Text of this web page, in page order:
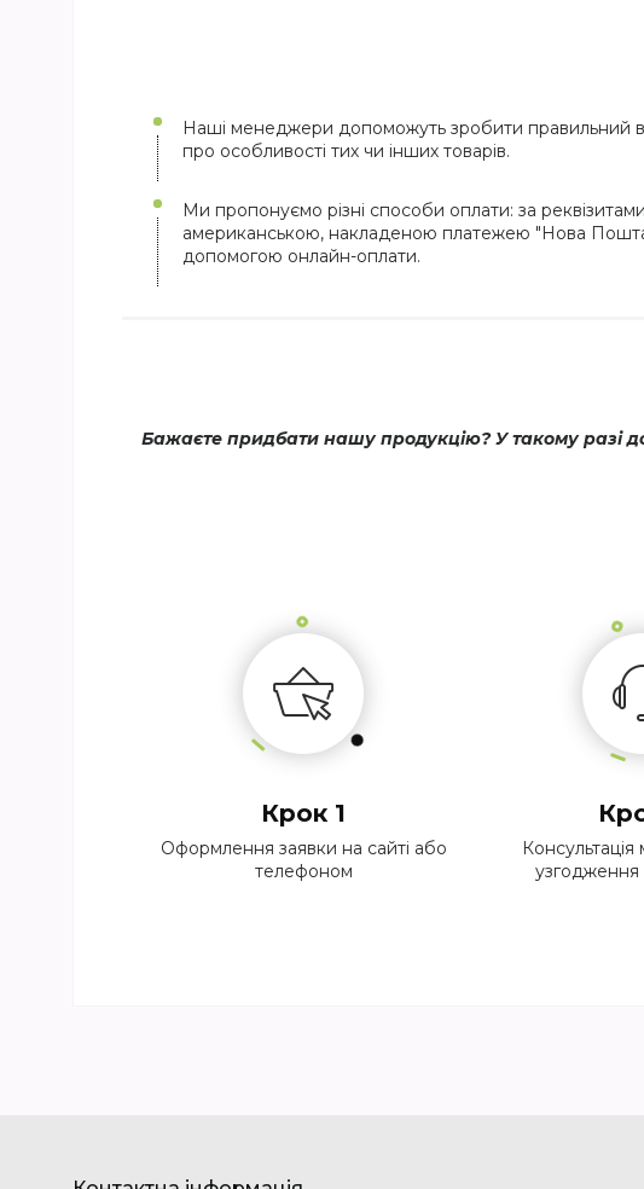
Наші менеджери допоможуть зробити правильний
про особливості тих чи інших товарів.
Ми пропонуємо різні способи оплати: за
американською, накладеною платежею "Нова
допомогою онлайн-оплати.
Бажаєте придбати нашу продукцію? У такому разі
Крок 1
Оформлення заявки на сайті або
телефоном
узгодження